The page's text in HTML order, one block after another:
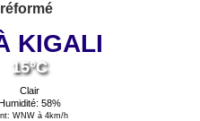
réformé
KIGALI
15°C
Clair
58%
WNW à 4km/h